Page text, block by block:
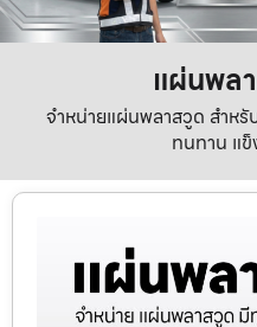
แผ่นพล
จำหน่ายแผ่นพลาสวูด สำหรั
ทนทาน แข็